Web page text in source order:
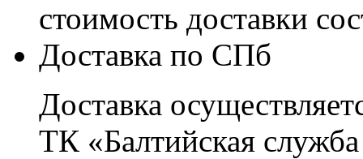
стоимость доставки
Доставка по СПб
Доставка
ТК «Балтийская